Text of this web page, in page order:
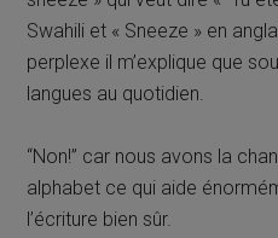
Swahili et « Sneeze » en
perplexe il m’explique que
langues au quotidien.
“Non!” car nous avons la
alphabet ce qui aide
l’écriture bien sûr.